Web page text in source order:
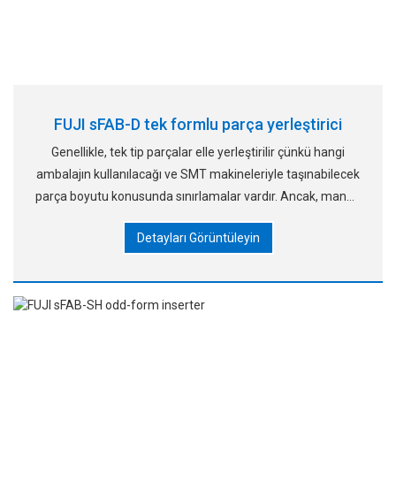
FUJI sFAB-D tek formlu parça yerleştirici
Genellikle, tek tip parçalar elle yerleştirilir çünkü hangi
ambalajın kullanılacağı ve SMT makineleriyle taşınabilecek
parça boyutu konusunda sınırlamalar vardır. Ancak, manua
Detayları Görüntüleyin